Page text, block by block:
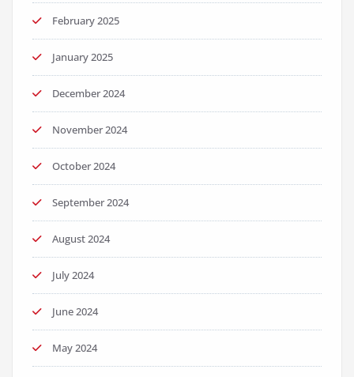
February 2025
January 2025
December 2024
November 2024
October 2024
September 2024
August 2024
July 2024
June 2024
May 2024